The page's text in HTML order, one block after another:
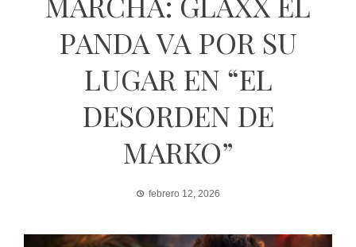
PANDA VA POR SU
LUGAR EN “EL
DESORDEN DE
MARKO”
febrero 12, 2026